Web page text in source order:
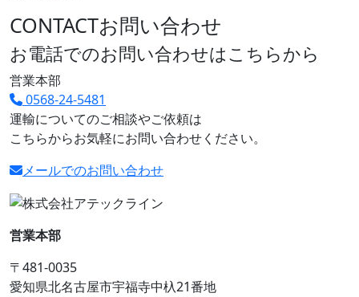
CONTACTお問い合わせ
お電話でのお問い合わせはこちらから
営業本部
0568-24-5481
運輸についてのご相談やご依頼は
こちらからお気軽にお問い合わせください。
メールでのお問い合わせ
営業本部
〒481-0035
愛知県北名古屋市宇福寺中杁21番地